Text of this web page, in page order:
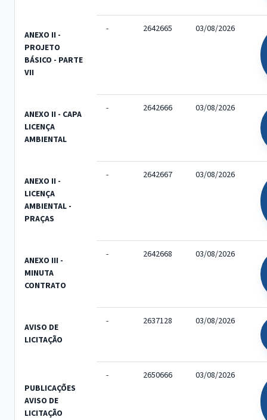
ANEXO II -
PROJETO
BÁSICO - PARTE
VII
- 2642665 03/08/2026
ANEXO II - CAPA
LICENÇA
AMBIENTAL
- 2642666 03/08/2026
ANEXO II -
LICENÇA
AMBIENTAL -
PRAÇAS
- 2642667 03/08/2026
ANEXO III -
MINUTA
CONTRATO
- 2642668 03/08/2026
AVISO DE
LICITAÇÃO
- 2637128 03/08/2026
PUBLICAÇÕES
AVISO DE
LICITAÇÃO
- 2650666 03/08/2026